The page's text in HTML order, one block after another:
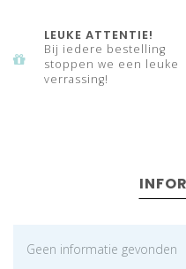
LEUKE ATTENTIE!
Bij iedere bestelling
stoppen we een leuke
verrassing!
Geen informatie gevonden